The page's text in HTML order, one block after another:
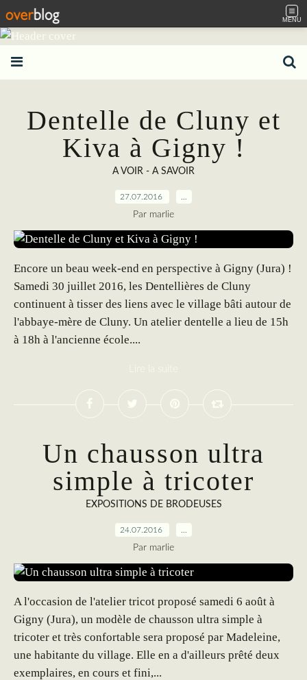
MENU
Dentelle de Cluny et
Kiva à Gigny !
A VOIR - A SAVOIR
27.07.2016
Par marlie
Encore un beau week-end en perspective à Gigny (Jura) !
Samedi 30 juillet 2016, les Dentellières de Cluny
continuent à tisser des liens avec le village bâti autour de
l'abbaye-mère de Cluny. Un atelier dentelle a lieu de 15h
à 18h à l'ancienne école....
Un chausson ultra
simple à tricoter
EXPOSITIONS DE BRODEUSES
24.07.2016
Par marlie
A l'occasion de l'atelier tricot proposé samedi 6 août à
Gigny (Jura), un modèle de chausson ultra simple à
tricoter et très confortable sera proposé par Madeleine,
une habitante du village. Elle en a d'ailleurs prêté deux
exemplaires, en cours et fini,...